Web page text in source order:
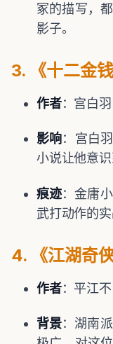
冢的描写，
影子。
3. 《十二金
作者：宫白羽
影响：宫白
小说让他意
痕迹：金庸
武打动作的
4. 《江湖奇侠
作者：平江
背景：湖南